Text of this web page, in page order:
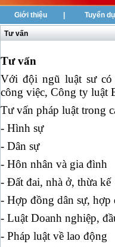
Giới thiệu Tuyển
Tư vấn
Tư vấn
Với đội ngũ luật sư có
công việc, Công ty luật
Tư vấn pháp luật trong
- Hình sự
- Dân sự
- Hôn nhân và gia đình
- Đất đai, nhà ở, thừa kế
- Hợp đồng dân sự, hợp
- Luật Doanh nghiệp,
- Pháp luật về lao động